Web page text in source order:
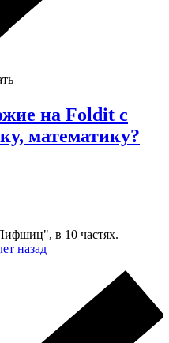
на Foldit с
математику?
в 10 частях.
назад